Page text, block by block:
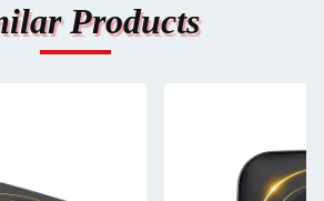
Products